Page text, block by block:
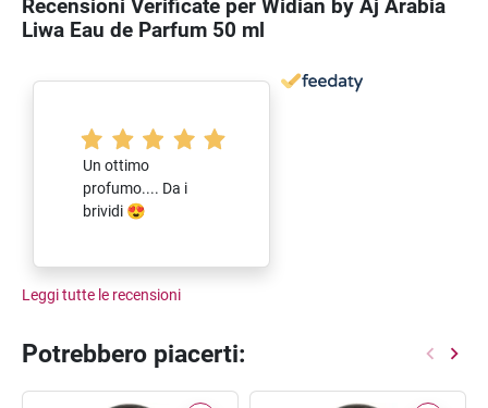
Recensioni Verificate per Widian by Aj Arabia
Liwa Eau de Parfum 50 ml
Un ottimo
profumo.... Da i
brividi 😍
Leggi tutte le recensioni
Potrebbero piacerti: